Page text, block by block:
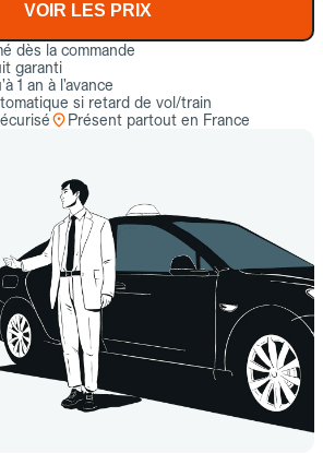
VOIR LES PRIX
dès la commande
garanti
1 an à l’avance
si retard de vol/train
Présent partout en France